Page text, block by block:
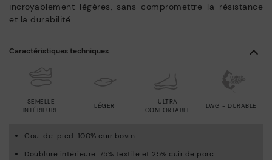
incroyablement légères, sans compromettre la résistance
et la durabilité.
Caractéristiques techniques
LÉGER
SEMELLE
INTÉRIEURE
ULTRA
CONFORTABLE
LWG - DURABLE
Cou-de-pied: 100% cuir bovin
Doublure intérieure: 75% textile et 25% cuir de porc